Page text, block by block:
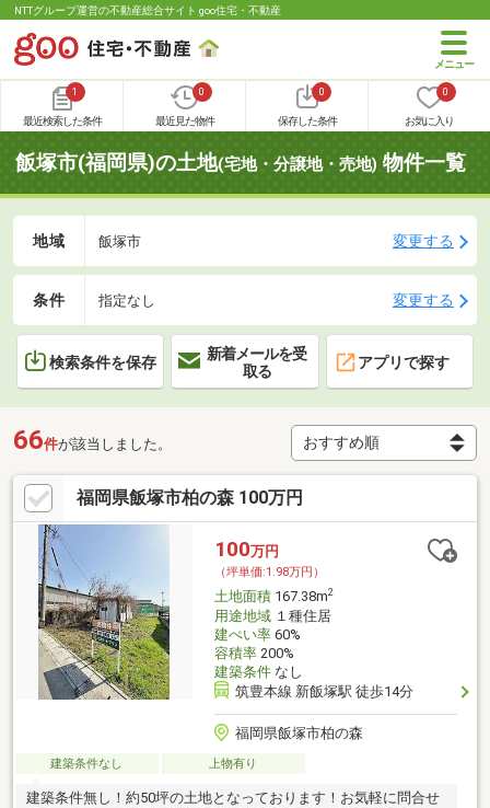
NTTグループ運営の不動産総合サイト goo住宅・不動産
1
最近検索した条件
0
最近見た物件
0
保存した条件
0
お気に入り
飯塚市(福岡県)の土地(宅地・分譲地・売地) 物件一覧
地域 飯塚市 変更する
条件 指定なし 変更する
検索条件を保存
新着メールを受
取る
アプリで探す
66件が該当しました。
福岡県飯塚市柏の森 100万円
100万円
（坪単価:1.98万円）
土地面積167.38m2
用途地域１種住居
建ぺい率60%
容積率200%
建築条件なし
筑豊本線 新飯塚駅 徒歩14分
福岡県飯塚市柏の森
建築条件なし 上物有り
建築条件無し！約50坪の土地となっております！お気軽に問合せ